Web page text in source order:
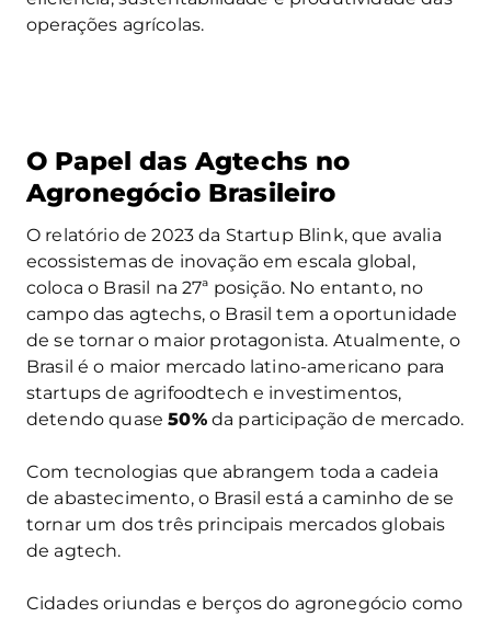
operações agrícolas.
O Papel das Agtechs no
Agronegócio Brasileiro
O relatório de 2023 da Startup Blink, que avalia
ecossistemas de inovação em escala global,
coloca o Brasil na 27ª posição. No entanto, no
campo das agtechs, o Brasil tem a oportunidade
de se tornar o maior protagonista. Atualmente, o
Brasil é o maior mercado latino-americano para
startups de agrifoodtech e investimentos,
detendo quase50%da participação de mercado.
Com tecnologias que abrangem toda a cadeia
de abastecimento, o Brasil está a caminho de se
tornar um dos três principais mercados globais
de agtech.
Cidades oriundas e berços do agronegócio como